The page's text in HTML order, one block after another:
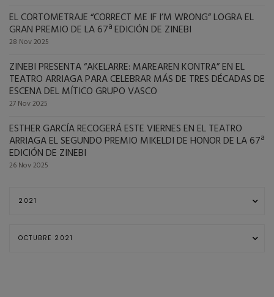
EL CORTOMETRAJE “CORRECT ME IF I’M WRONG” LOGRA EL
GRAN PREMIO DE LA 67ª EDICIÓN DE ZINEBI
28 Nov 2025
ZINEBI PRESENTA “AKELARRE: MAREAREN KONTRA” EN EL
TEATRO ARRIAGA PARA CELEBRAR MÁS DE TRES DÉCADAS DE
ESCENA DEL MÍTICO GRUPO VASCO
27 Nov 2025
ESTHER GARCÍA RECOGERÁ ESTE VIERNES EN EL TEATRO
ARRIAGA EL SEGUNDO PREMIO MIKELDI DE HONOR DE LA 67ª
EDICIÓN DE ZINEBI
26 Nov 2025